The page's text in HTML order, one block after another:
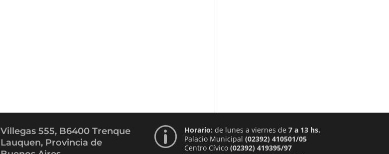
Villegas 555, B6400 Trenque
Lauquen, Provincia de
p Horario: de lunes a viernes de 7 a 13 hs.
Palacio Municipal (02392) 410501/05
Centro Cívico (02392) 419395/97